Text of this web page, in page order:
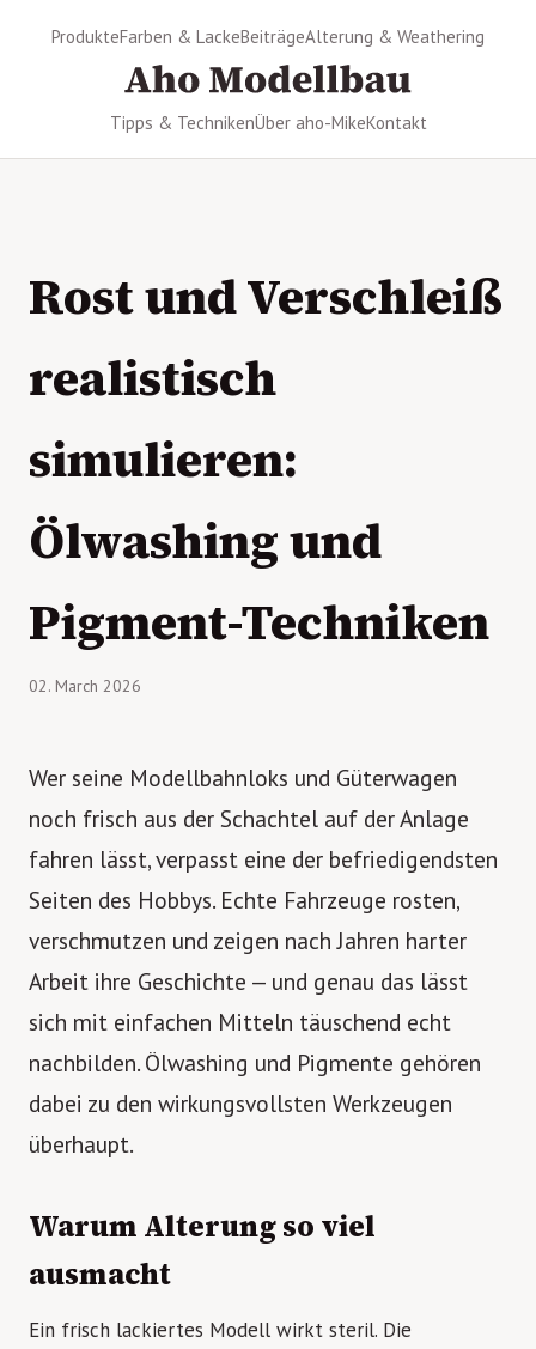
ProdukteFarben & LackeBeiträgeAlterung & Weathering
Tipps & TechnikenÜber aho-MikeKontakt
Rost und Verschleiß
realistisch
simulieren:
Ölwashing und
Pigment-Techniken
02. March 2026
Wer seine Modellbahnloks und Güterwagen
noch frisch aus der Schachtel auf der Anlage
fahren lässt, verpasst eine der befriedigendsten
Seiten des Hobbys. Echte Fahrzeuge rosten,
verschmutzen und zeigen nach Jahren harter
Arbeit ihre Geschichte — und genau das lässt
sich mit einfachen Mitteln täuschend echt
nachbilden. Ölwashing und Pigmente gehören
dabei zu den wirkungsvollsten Werkzeugen
überhaupt.
Warum Alterung so viel
ausmacht
Ein frisch lackiertes Modell wirkt steril. Die